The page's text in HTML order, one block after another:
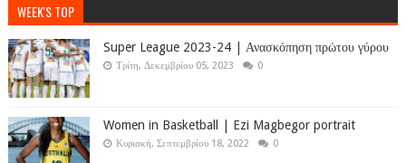
WEEK'S TOP
Super League 2023-24 | Ανασκόπηση πρώτου γύρου
Τρίτη, Δεκεμβρίου 05, 2023 0
Women in Basketball | Ezi Magbegor portrait
Κυριακή, Σεπτεμβρίου 18, 2022 0